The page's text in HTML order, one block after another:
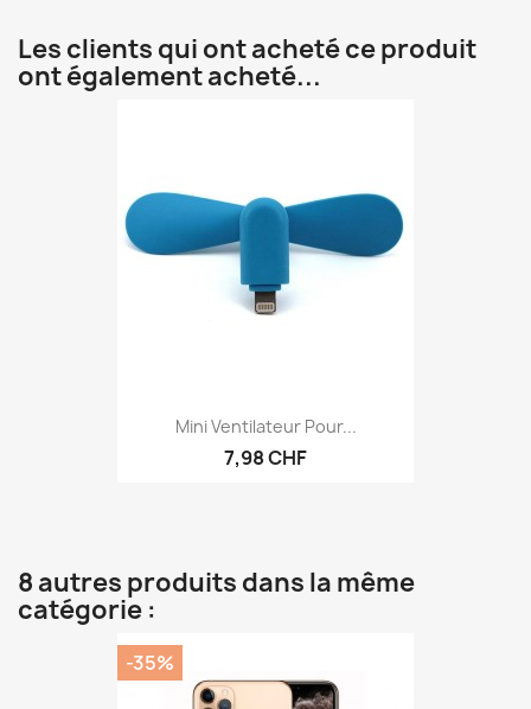
Les clients qui ont acheté ce produit
ont également acheté...
Mini Ventilateur Pour...
7,98 CHF
8 autres produits dans la même
catégorie :
-35%